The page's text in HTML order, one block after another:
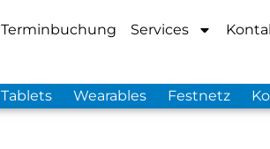
Terminbuchung Services
Tablets Wearables Festnetz